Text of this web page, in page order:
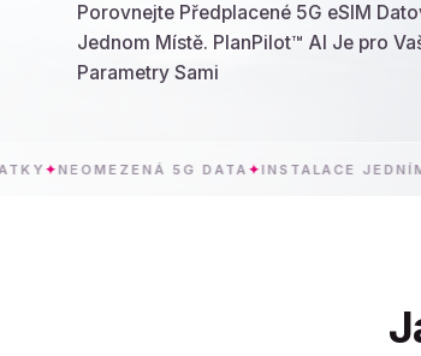
Porovnejte Předplacené 5G eSIM
Jednom Místě. PlanPilot™ AI Je pro
Parametry Sami
5G DATA✦ INSTALACE JEDNÍM